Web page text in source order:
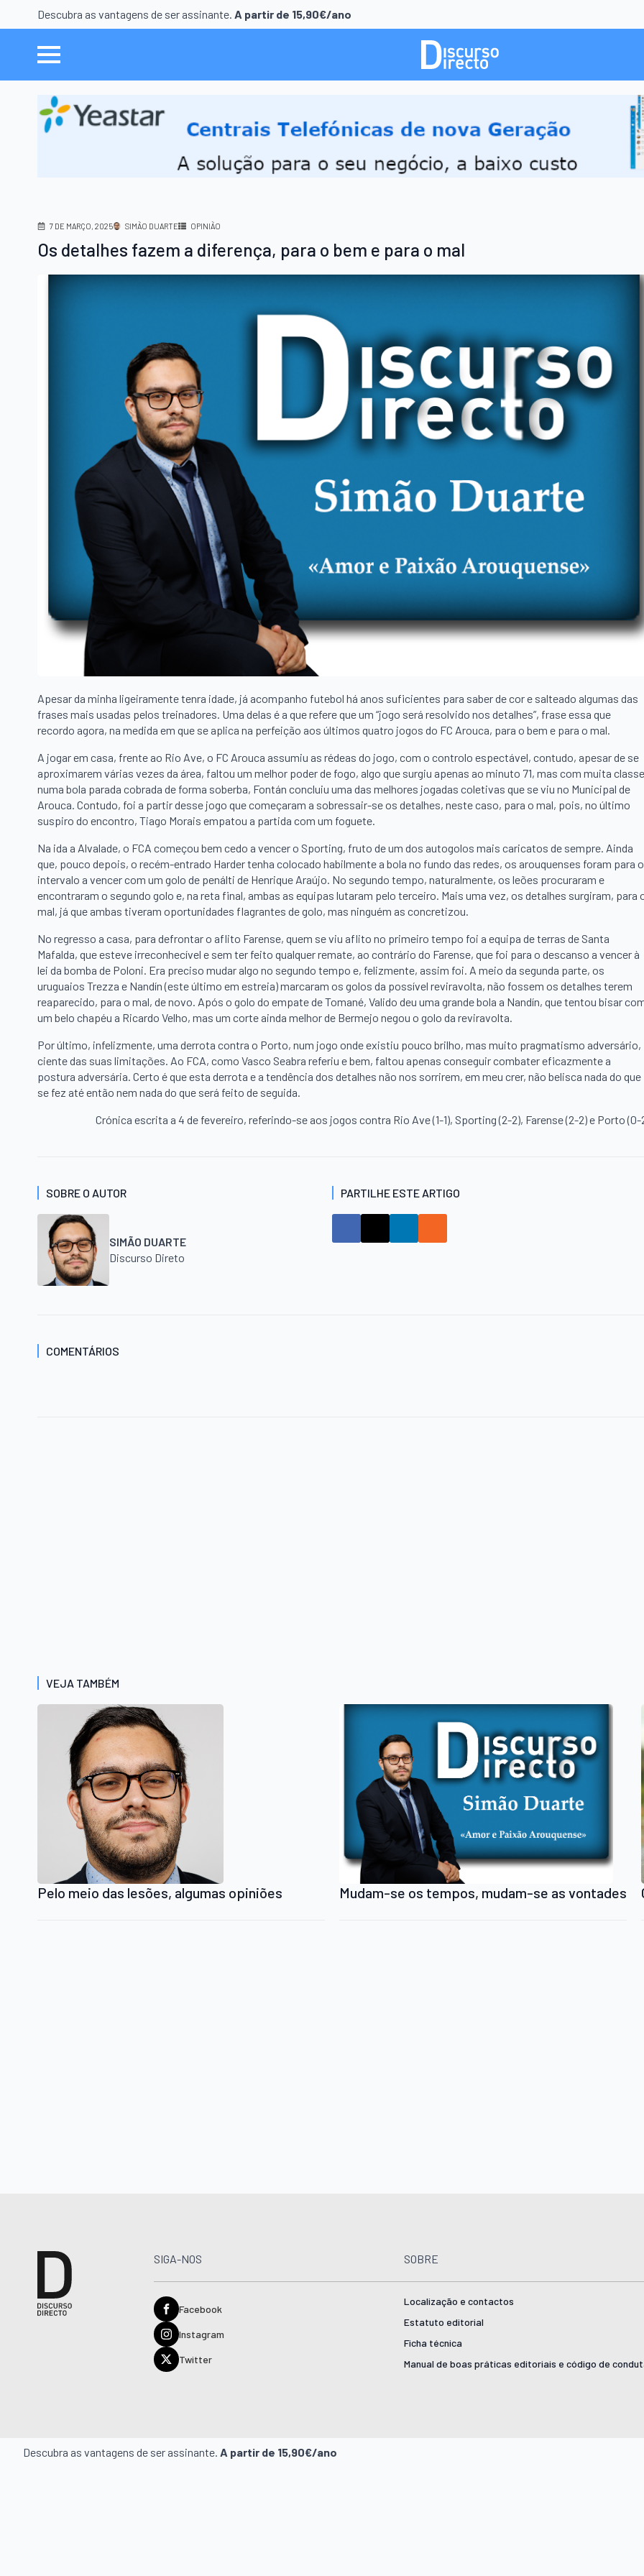
Descubra as vantagens de ser assinante. A partir de 15,90€/ano
7 DE MARÇO, 2025 SIMÃO DUARTE OPINIÃO
Os detalhes fazem a diferença, para o bem e para o mal
Apesar da minha ligeiramente tenra idade, já acompanho futebol há anos suficientes para saber de cor e salteado algumas das
frases mais usadas pelos treinadores. Uma delas é a que refere que um “jogo será resolvido nos detalhes”, frase essa que
recordo agora, na medida em que se aplica na perfeição aos últimos quatro jogos do FC Arouca, para o bem e para o mal.
A jogar em casa, frente ao Rio Ave, o FC Arouca assumiu as rédeas do jogo, com o controlo espectável, contudo, apesar de se
aproximarem várias vezes da área, faltou um melhor poder de fogo, algo que surgiu apenas ao minuto 71, mas com muita
numa bola parada cobrada de forma soberba, Fontán concluiu uma das melhores jogadas coletivas que se viu no Municipal de
Arouca. Contudo, foi a partir desse jogo que começaram a sobressair-se os detalhes, neste caso, para o mal, pois, no último
suspiro do encontro, Tiago Morais empatou a partida com um foguete.
Na ida a Alvalade, o FCA começou bem cedo a vencer o Sporting, fruto de um dos autogolos mais caricatos de sempre. Ainda
que, pouco depois, o recém-entrado Harder tenha colocado habilmente a bola no fundo das redes, os arouquenses foram para o
intervalo a vencer com um golo de penálti de Henrique Araújo. No segundo tempo, naturalmente, os leões procuraram e
encontraram o segundo golo e, na reta final, ambas as equipas lutaram pelo terceiro. Mais uma vez, os detalhes surgiram, para
mal, já que ambas tiveram oportunidades flagrantes de golo, mas ninguém as concretizou.
No regresso a casa, para defrontar o aflito Farense, quem se viu aflito no primeiro tempo foi a equipa de terras de Santa
Mafalda, que esteve irreconhecível e sem ter feito qualquer remate, ao contrário do Farense, que foi para o descanso a vencer à
lei da bomba de Poloni. Era preciso mudar algo no segundo tempo e, felizmente, assim foi. A meio da segunda parte, os
uruguaios Trezza e Nandín (este último em estreia) marcaram os golos da possível reviravolta, não fossem os detalhes terem
reaparecido, para o mal, de novo. Após o golo do empate de Tomané, Valido deu uma grande bola a Nandín, que tentou bisar
um belo chapéu a Ricardo Velho, mas um corte ainda melhor de Bermejo negou o golo da reviravolta.
Por último, infelizmente, uma derrota contra o Porto, num jogo onde existiu pouco brilho, mas muito pragmatismo adversário,
ciente das suas limitações. Ao FCA, como Vasco Seabra referiu e bem, faltou apenas conseguir combater eficazmente a
postura adversária. Certo é que esta derrota e a tendência dos detalhes não nos sorrirem, em meu crer, não belisca nada do que
se fez até então nem nada do que será feito de seguida.
Crónica escrita a 4 de fevereiro, referindo-se aos jogos contra Rio Ave (1-1), Sporting (2-2), Farense (2-2) e Porto (0-
SOBRE O AUTOR
SIMÃO DUARTE
Discurso Direto
PARTILHE ESTE ARTIGO
COMENTÁRIOS
VEJA TAMBÉM
Pelo meio das lesões, algumas opiniões Mudam-se os tempos, mudam-se as vontades
SIGA-NOS
Facebook
Instagram
Twitter
SOBRE
Localização e contactos
Estatuto editorial
Ficha técnica
Manual de boas práticas editoriais e código de
Descubra as vantagens de ser assinante. A partir de 15,90€/ano